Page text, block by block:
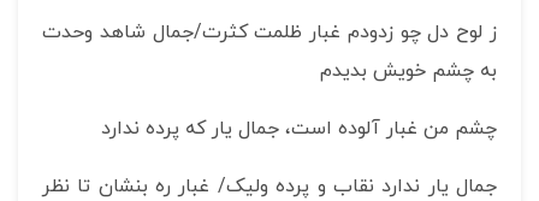
ز لوح دل چو زدودم غبار ظلمت کثرت/جمال شاهد وحدت
به چشم خویش بدیدم
چشم من غبار آلوده است، جمال یار که پرده ندارد
جمال یار ندارد نقاب و پرده ولیک/ غبار ره بنشان تا نظر